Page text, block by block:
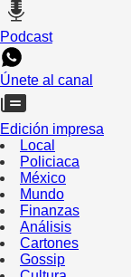
Podcast
Únete al canal
Edición impresa
Local
Policiaca
México
Mundo
Finanzas
Análisis
Cartones
Gossip